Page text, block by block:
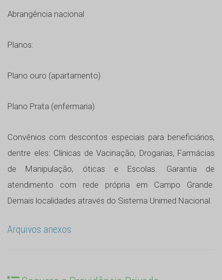
Abrangência nacional
Planos:
Plano ouro (apartamento)
Plano Prata (enfermaria)
Convênios com descontos especiais para beneficiários,
dentre eles: Clínicas de Vacinação, Drogarias, Farmácias
de Manipulação, óticas e Escolas. Garantia de
atendimento com rede própria em Campo Grande.
Demais localidades através do Sistema Unimed Nacional.
Arquivos anexos